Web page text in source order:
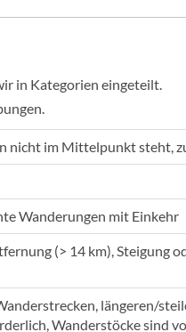
in Kategorien eingeteilt.
nicht im Mittelpunkt steht,
Wanderungen mit Einkehr
(> 14 km), Steigung
längeren/
Wanderstöcke sind